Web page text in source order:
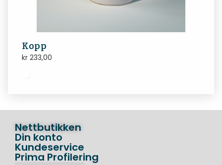
Kopp
kr 233,00
Nettbutikken
Din konto
Kundeservice
Prima Profilering